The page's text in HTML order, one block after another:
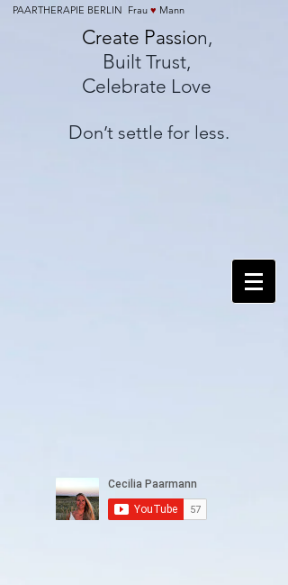
PAARTHERAPIE BERLIN Frau ♥ Mann
Create Passion,
Built Trust,
Celebrate Love
Don’t settle for less.